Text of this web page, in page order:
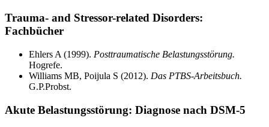
Trauma- and Stressor-related Disorders:
Fachbücher
Ehlers A (1999). Posttraumatische Belastungsstörung.
Hogrefe.
Williams MB, Poijula S (2012). Das PTBS-Arbeitsbuch.
G.P.Probst.
Akute Belastungsstörung: Diagnose nach DSM-5